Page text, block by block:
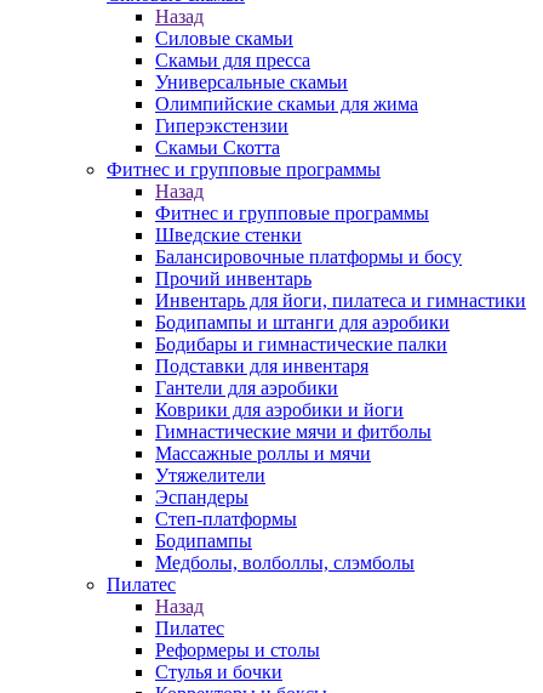
Назад
Силовые скамьи
Скамьи для пресса
Универсальные скамьи
Олимпийские скамьи для жима
Гиперэкстензии
Скамьи Скотта
Фитнес и групповые программы
Назад
Фитнес и групповые программы
Шведские стенки
Балансировочные платформы и босу
Прочий инвентарь
Инвентарь для йоги, пилатеса и гимнастики
Бодипампы и штанги для аэробики
Бодибары и гимнастические палки
Подставки для инвентаря
Гантели для аэробики
Коврики для аэробики и йоги
Гимнастические мячи и фитболы
Массажные роллы и мячи
Утяжелители
Эспандеры
Степ-платформы
Бодипампы
Медболы, волболлы, слэмболы
Пилатес
Назад
Пилатес
Реформеры и столы
Стулья и бочки